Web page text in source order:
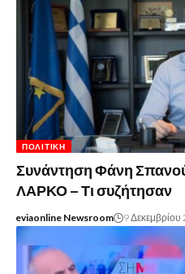
ΠΟΛΙΤΙΚΉ
Συνάντηση Φάνη
ΛΑΡΚΟ – Τι συζήτησαν
eviaonline Newsroom 9 Δεκεμβρίου